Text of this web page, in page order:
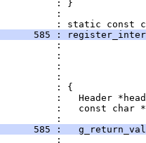
: }
:
: static const
585 :
:
:
:
:
: {
:   Header
:   const char
:
585 :
: